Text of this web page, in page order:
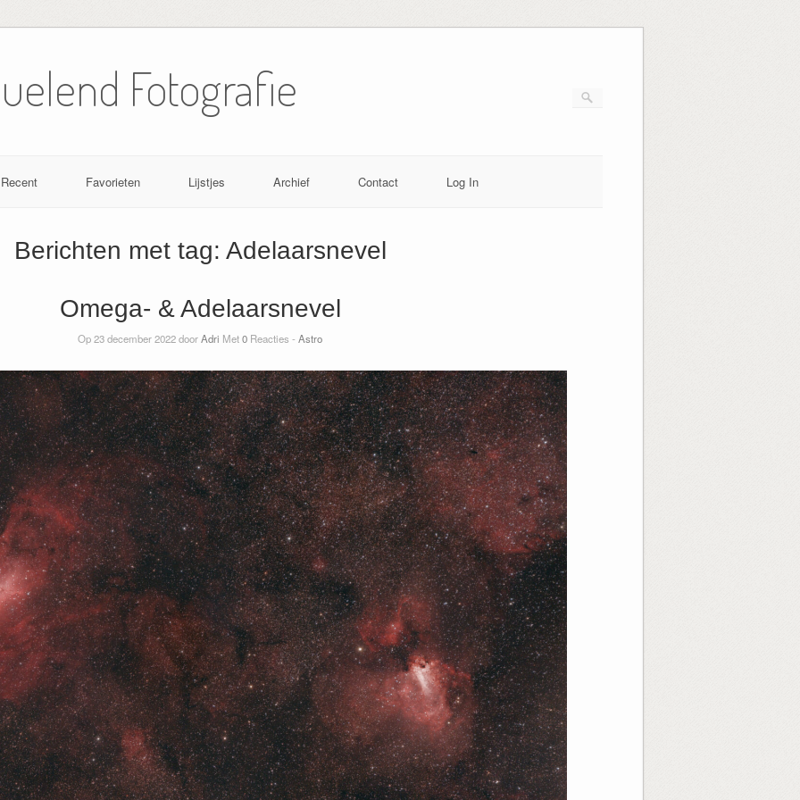
Fotografie
Recent Favorieten Lijstjes Archief Contact Log In
Berichten met tag: Adelaarsnevel
Omega- & Adelaarsnevel
Op 23 december 2022 doorAdri Met0 Reacties - Astro